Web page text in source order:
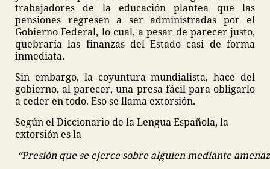
trabajadores de la educación plantea que las
pensiones regresen a ser administradas por el
Gobierno Federal, lo cual, a pesar de parecer justo,
quebraría las finanzas del Estado casi de forma
inmediata.
Sin embargo, la coyuntura mundialista, hace del
gobierno, al parecer, una presa fácil para obligarlo
a ceder en todo. Eso se llama extorsión.
Según el Diccionario de la Lengua Española, la
extorsión es la
“Presión que se ejerce sobre alguien mediante